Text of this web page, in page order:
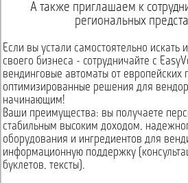
А также приглашаем к
региональных
Если вы устали самостоятельно
своего бизнеса - сотрудничайте с
вендинговые автоматы от европейских
оптимизированные решения для
начинающим!
Ваши преимущества: вы получаете
стабильным высоким доходом,
оборудования и ингредиентов для
информационную поддержку
буклетов, тексты).